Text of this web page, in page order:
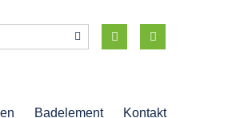
Badelement Kontakt